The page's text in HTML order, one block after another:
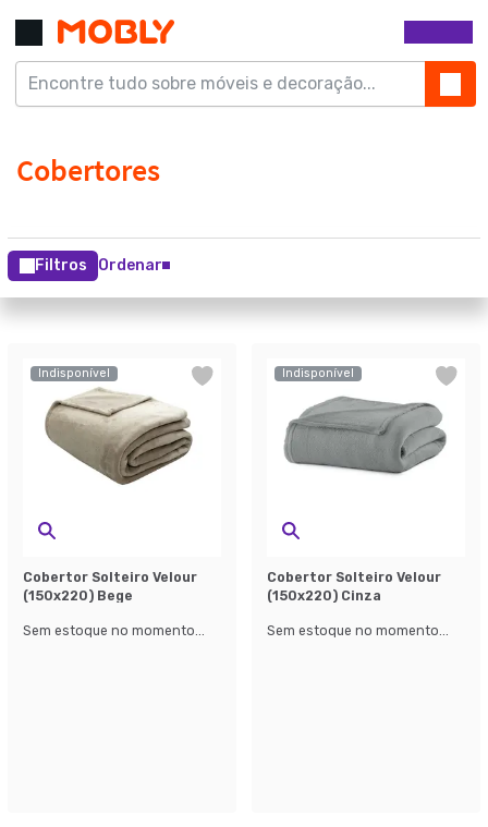
Filtros Ordenar
Indisponível
Cobertor Solteiro Velour
(150x220) Bege
Sem estoque no momento...
Indisponível
Cobertor Solteiro Velour
(150x220) Cinza
Sem estoque no momento...